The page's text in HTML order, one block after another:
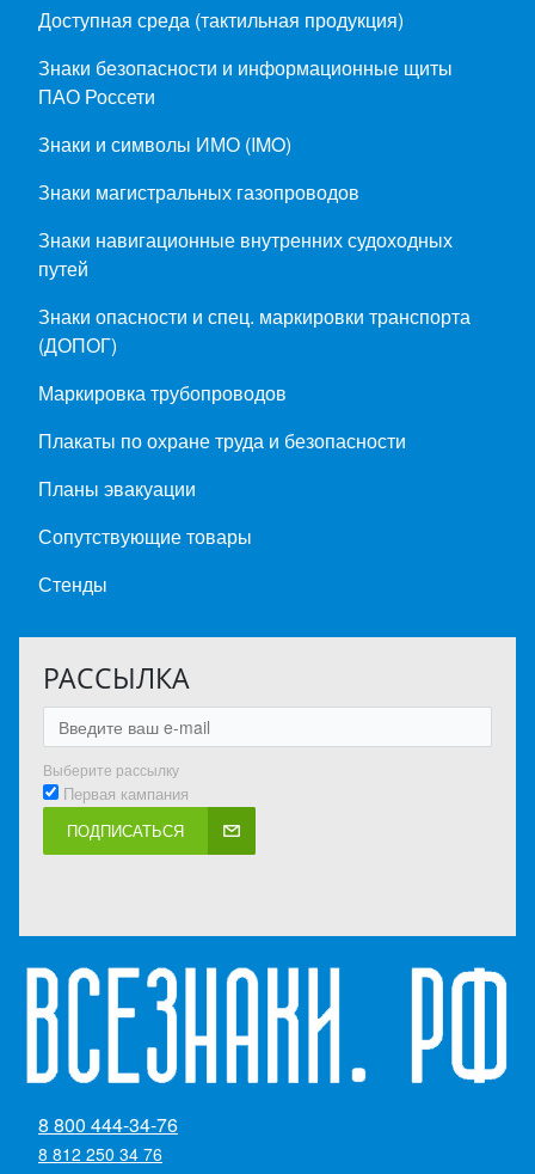
Доступная среда (тактильная продукция)
Знаки безопасности и информационные щиты
ПАО Россети
Знаки и символы ИМО (IMO)
Знаки магистральных газопроводов
Знаки навигационные внутренних судоходных
путей
Знаки опасности и спец. маркировки транспорта
(ДОПОГ)
Маркировка трубопроводов
Плакаты по охране труда и безопасности
Планы эвакуации
Сопутствующие товары
Стенды
РАССЫЛКА
Выберите рассылку
Первая кампания
ПОДПИСАТЬСЯ
8 800 444-34-76
8 812 250 34 76